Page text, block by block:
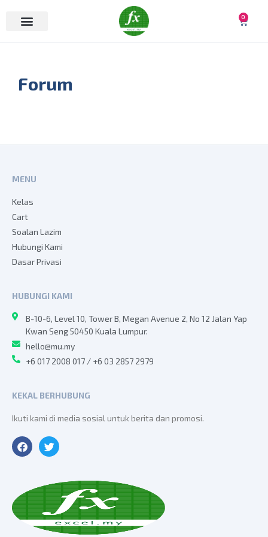
0
Forum
KEKAL BERHUBUNG
Ikuti kami di media sosial untuk berita dan promosi.
HUBUNGI KAMI
B-10-6, Level 10, Tower B, Megan Avenue 2, No 12 Jalan Yap
Kwan Seng 50450 Kuala Lumpur.
hello@mu.my
+6 017 2008 017 / +6 03 2857 2979
MENU
Kelas
Cart
Soalan Lazim
Hubungi Kami
Dasar Privasi